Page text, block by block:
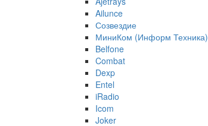
Ailunce
Созвездие
МиниКом (Информ Техника)
Belfone
Combat
Dexp
Entel
iRadio
Icom
Joker